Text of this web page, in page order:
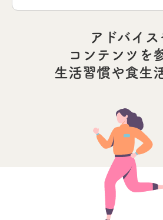
アドバイス
コンテンツを
生活習慣や食生